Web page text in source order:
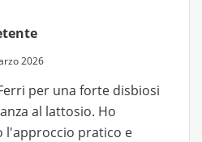
2026
per una forte disbiosi
al lattosio. Ho
l'approccio pratico e